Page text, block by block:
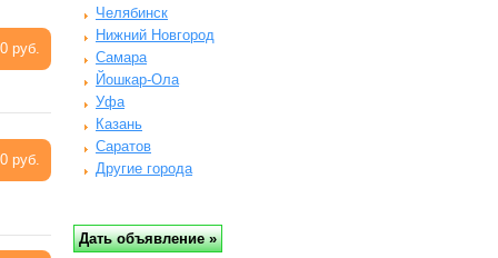
руб.
руб.
Челябинск
Нижний Новгород
Самара
Йошкар-Ола
Уфа
Казань
Саратов
Другие города